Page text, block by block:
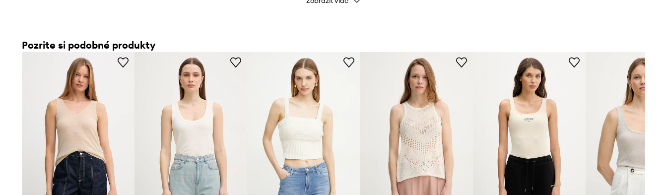
Značka
ID produktu
Odporúčame zvoliť veľkosť, ktorú
bežne nosíte.
Tabuľka veľkostí
Pozrite si podobné produkty